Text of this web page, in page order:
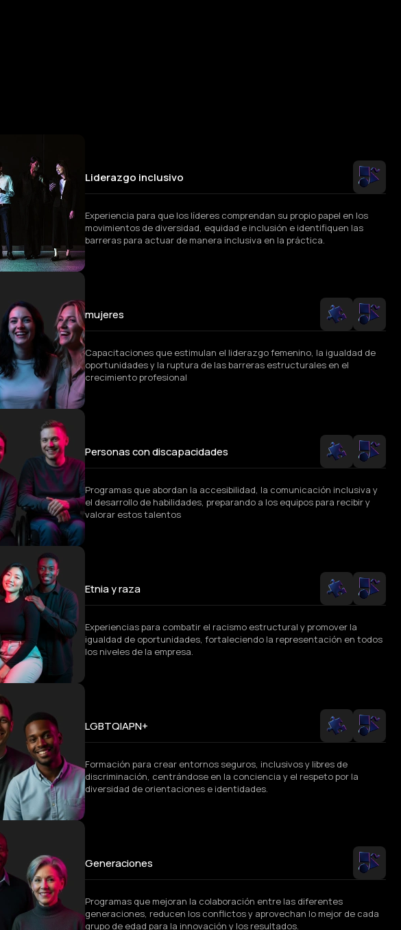
Liderazgo inclusivo
Experiencia para que los líderes comprendan su propio papel en los
movimientos de diversidad, equidad e inclusión e identifiquen las
barreras para actuar de manera inclusiva en la práctica.
mujeres
Capacitaciones que estimulan el liderazgo femenino, la igualdad de
oportunidades y la ruptura de las barreras estructurales en el
crecimiento profesional
Personas con discapacidades
Programas que abordan la accesibilidad, la comunicación inclusiva y
el desarrollo de habilidades, preparando a los equipos para recibir y
valorar estos talentos
Etnia y raza
Experiencias para combatir el racismo estructural y promover la
igualdad de oportunidades, fortaleciendo la representación en todos
los niveles de la empresa.
LGBTQIAPN+
Formación para crear entornos seguros, inclusivos y libres de
discriminación, centrándose en la conciencia y el respeto por la
diversidad de orientaciones e identidades.
Generaciones
Programas que mejoran la colaboración entre las diferentes
generaciones, reducen los conflictos y aprovechan lo mejor de cada
grupo de edad para la innovación y los resultados.